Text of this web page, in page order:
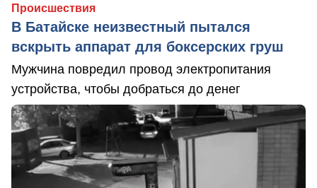
Происшествия
В Батайске неизвестный пытался
вскрыть аппарат для боксерских груш
Мужчина повредил провод электропитания
устройства, чтобы добраться до денег